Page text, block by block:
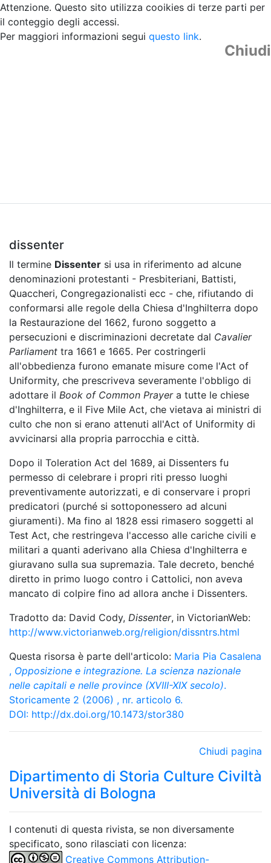
Attenzione. Questo sito utilizza cooikies di terze parti per
il conteggio degli accessi.
Per maggiori informazioni segui questo link.
Chiudi
dissenter
Il termine Dissenter si usa in riferimento ad alcune
denominazioni protestanti - Presbiteriani, Battisti,
Quaccheri, Congregazionalisti ecc - che, rifiutando di
conformarsi alle regole della Chiesa d'Inghilterra dopo
la Restaurazione del 1662, furono soggetto a
persecuzioni e discriminazioni decretate dal Cavalier
Parliament tra 1661 e 1665. Per costringerli
all'obbedienza furono emanate misure come l'Act of
Uniformity, che prescriveva severamente l'obbligo di
adottare il Book of Common Prayera tutte le chiese
d'Inghilterra, e il Five Mile Act, che vietava ai ministri di
culto che non si erano attenuti all'Act of Uniformity di
avvicinarsi alla propria parrocchia e città.
Dopo il Toleration Act del 1689, ai Dissenters fu
permesso di celebrare i propri riti presso luoghi
preventivamente autorizzati, e di conservare i propri
predicatori (purché si sottoponessero ad alcuni
giuramenti). Ma fino al 1828 essi rimasero soggetti al
Test Act, che restringeva l'accesso alle cariche civili e
militari a quanti aderivano alla Chiesa d'Inghilterra e
giuravano sulla sua supremazia. Tale decreto, benché
diretto in primo luogo contro i Cattolici, non aveva
mancato di colpire fino ad allora anche i Dissenters.
Tradotto da: David Cody, Dissenter, in VictorianWeb:
http://www.victorianweb.org/religion/dissntrs.html
Questa risorsa è parte dell'articolo: Maria Pia Casalena
, Opposizione e integrazione. La scienza nazionale
nelle capitali e nelle province (XVIII-XIX secolo).
Storicamente 2 (2006) , nr. articolo 6.
DOI: http://dx.doi.org/10.1473/stor380
Chiudi pagina
Dipartimento di Storia Culture Civiltà
Università di Bologna
I contenuti di questa rivista, se non diversamente
specificato, sono rilasciati con licenza:
Creative Commons Attribution-